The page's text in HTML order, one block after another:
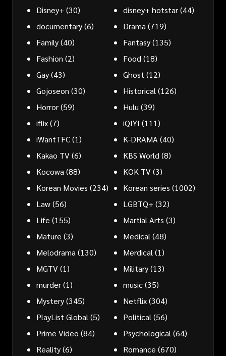
Disney+ (30) disney+ hotstar(44)
documentary(6) Drama(719)
Family(40) Fantasy(135)
Fashion (2) Food(18)
Gay(43) Ghost(12)
Gojoseon (30) Historical(126)
Horror(59) Hulu(39)
iflix(7) iQIYI (111)
iWantTFC(1) K-DRAMA(40)
Kakao TV(6) KBS World(8)
Kocowa(88) KOK TV(3)
Korean Movies (234) Korean series (1002)
Law(56) LGBTQ+ (32)
Life (155) Martial Arts (3)
Mature (3) Medical(48)
Melodrama(130) Merdical(1)
MGTV(1) Military(13)
murder(1) music(35)
Mystery(345) Netflix(304)
PlayList Global(5) Political(56)
Prime Video (84) Psychological(64)
Reality(6) Romance (670)